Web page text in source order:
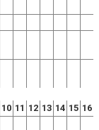
10 11 12 13 14 15 16